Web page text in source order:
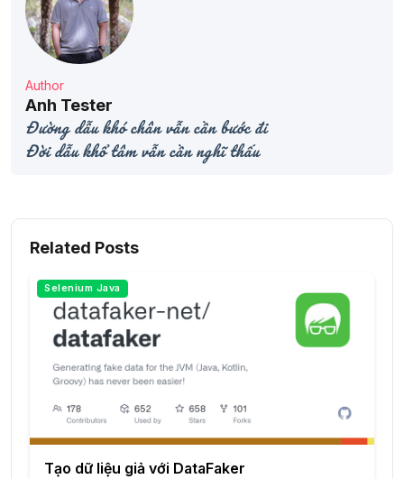
Author
Anh Tester
Đường dẫu khó chân vẫn cần bước đi
Đời dẫu khổ tâm vẫn cần nghĩ thấu
Related Posts
Selenium Java
Tạo dữ liệu giả với DataFaker